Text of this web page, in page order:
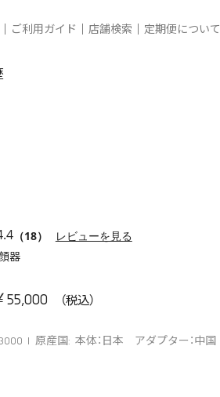
ご利用ガイド 店舗検索 定期便について
（18） レビューを見る
器
原産国: 本体：日本 アダプター：中国